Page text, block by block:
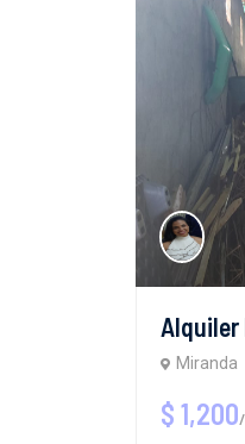
Alquiler
Miranda
$ 1,200